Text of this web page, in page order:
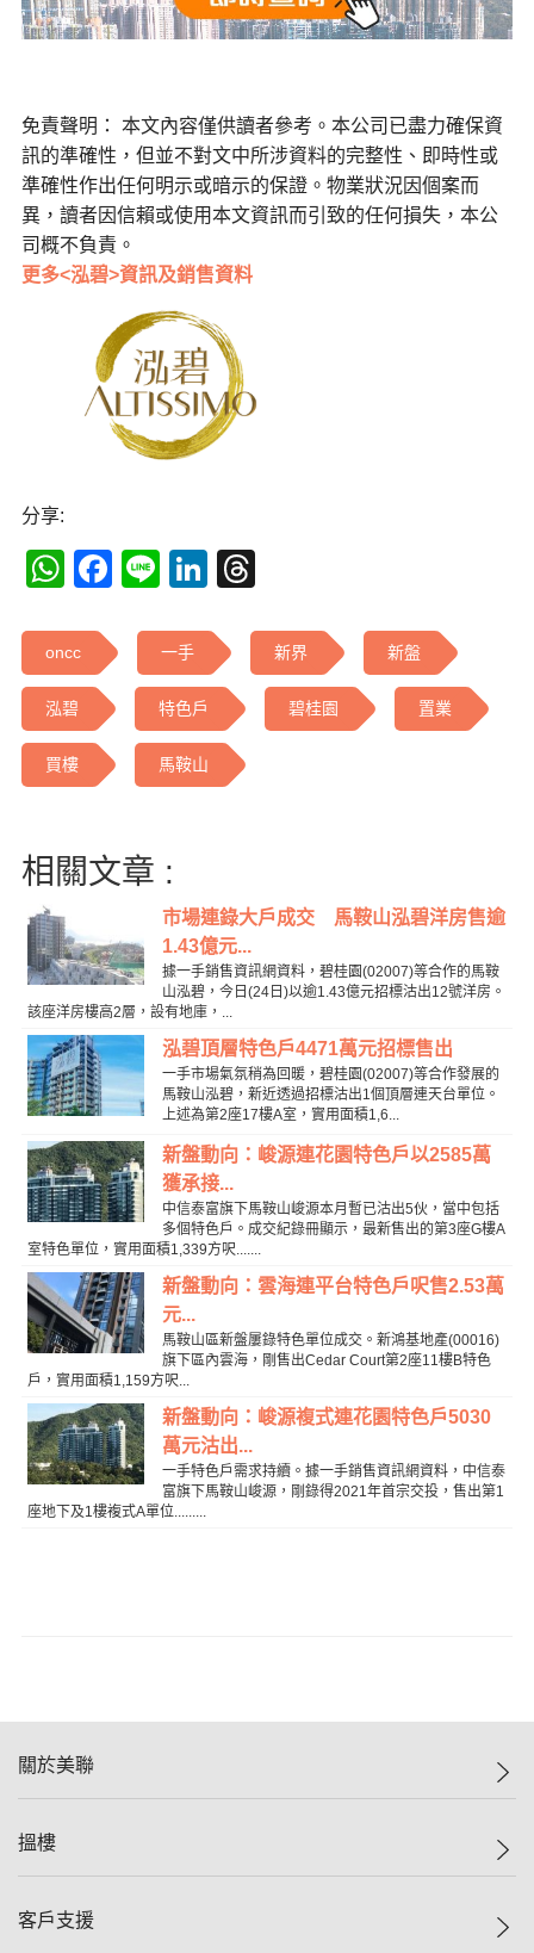
免責聲明： 本文內容僅供讀者參考。本公司已盡力確保資
訊的準確性，但並不對文中所涉資料的完整性、即時性或
準確性作出任何明示或暗示的保證。物業狀況因個案而
異，讀者因信賴或使用本文資訊而引致的任何損失，本公
司概不負責。
更多<泓碧>資訊及銷售資料
分享:
WhatsApp
Facebook
LineLinkedIn
Threads
oncc 一手 新界 新盤
泓碧 特色戶 碧桂園 置業
買樓 馬鞍山
相關文章 :
市場連錄大戶成交 馬鞍山泓碧洋房售逾
1.43億元...
據一手銷售資訊網資料，碧桂園(02007)等合作的馬鞍
山泓碧，今日(24日)以逾1.43億元招標沽出12號洋房。
該座洋房樓高2層，設有地庫，...
泓碧頂層特色戶4471萬元招標售出
一手市場氣氛稍為回暖，碧桂園(02007)等合作發展的
馬鞍山泓碧，新近透過招標沽出1個頂層連天台單位。
上述為第2座17樓A室，實用面積1,6...
新盤動向：峻源連花園特色戶以2585萬
獲承接...
中信泰富旗下馬鞍山峻源本月暫已沽出5伙，當中包括
多個特色戶。成交紀錄冊顯示，最新售出的第3座G樓A
室特色單位，實用面積1,339方呎.......
新盤動向：雲海連平台特色戶呎售2.53萬
元...
馬鞍山區新盤屢錄特色單位成交。新鴻基地產(00016)
旗下區內雲海，剛售出Cedar Court第2座11樓B特色
戶，實用面積1,159方呎...
新盤動向：峻源複式連花園特色戶5030
萬元沽出...
一手特色戶需求持續。據一手銷售資訊網資料，中信泰
富旗下馬鞍山峻源，剛錄得2021年首宗交投，售出第1
座地下及1樓複式A單位.........
關於美聯
美聯集團
人才招募
搵樓
一手新盤
客戶支援